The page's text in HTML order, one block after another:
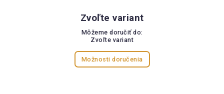
Zvoľte variant
Môžeme doručiť do:
Zvoľte variant
Možnosti doručenia